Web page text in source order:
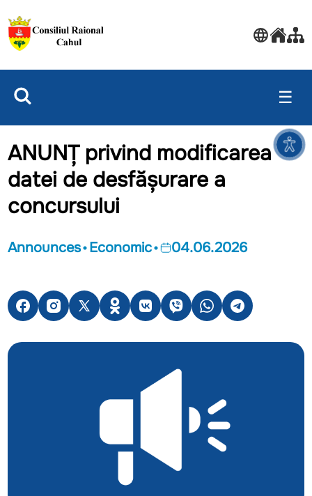
☰
ANUNȚ privind modificarea
datei de desfășurare а
соncursului
Announces Economic 04.06.2026